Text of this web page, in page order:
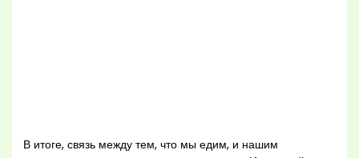
В итоге, связь между тем, что мы едим, и нашим